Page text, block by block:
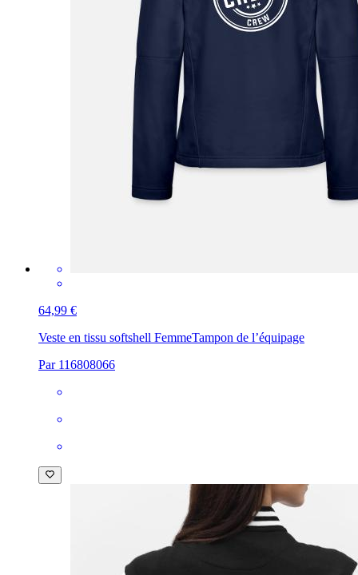
64,99 €
Veste en tissu softshell FemmeTampon de l’équipage
Par 116808066